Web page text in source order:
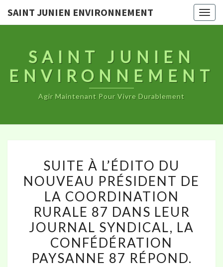
SAINT JUNIEN ENVIRONNEMENT
SAINT JUNIEN
ENVIRONNEMENT
Agir Maintenant Pour Vivre Durablement
À
L’ÉDITO
DU
NOUVEAU
PRÉSIDENT
DE
LA
COORDINATION
SUITE À L’ÉDITO DU
NOUVEAU PRÉSIDENT DE
LA COORDINATION
RURALE 87 DANS LEUR
JOURNAL SYNDICAL, LA
CONFÉDÉRATION
PAYSANNE 87 RÉPOND.